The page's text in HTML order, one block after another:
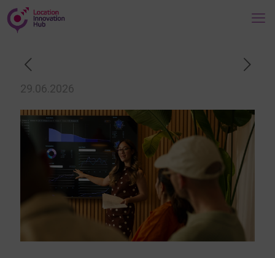
29.06.2026